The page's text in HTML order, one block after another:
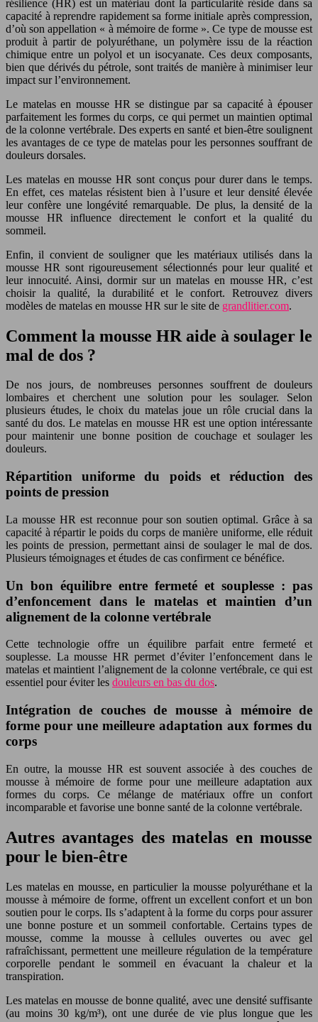
résilience (HR) est un matériau dont la particularité réside dans sa
capacité à reprendre rapidement sa forme initiale après compression,
d’où son appellation « à mémoire de forme ». Ce type de mousse est
produit à partir de polyuréthane, un polymère issu de la réaction
chimique entre un polyol et un isocyanate. Ces deux composants,
bien que dérivés du pétrole, sont traités de manière à minimiser leur
impact sur l’environnement.
Le matelas en mousse HR se distingue par sa capacité à épouser
parfaitement les formes du corps, ce qui permet un maintien optimal
de la colonne vertébrale. Des experts en santé et bien-être soulignent
les avantages de ce type de matelas pour les personnes souffrant de
douleurs dorsales.
Les matelas en mousse HR sont conçus pour durer dans le temps.
En effet, ces matelas résistent bien à l’usure et leur densité élevée
leur confère une longévité remarquable. De plus, la densité de la
mousse HR influence directement le confort et la qualité du
sommeil.
Enfin, il convient de souligner que les matériaux utilisés dans la
mousse HR sont rigoureusement sélectionnés pour leur qualité et
leur innocuité. Ainsi, dormir sur un matelas en mousse HR, c’est
choisir la qualité, la durabilité et le confort. Retrouvez divers
modèles de matelas en mousse HR sur le site de grandlitier.com.
Comment la mousse HR aide à soulager le
mal de dos ?
De nos jours, de nombreuses personnes souffrent de douleurs
lombaires et cherchent une solution pour les soulager. Selon
plusieurs études, le choix du matelas joue un rôle crucial dans la
santé du dos. Le matelas en mousse HR est une option intéressante
pour maintenir une bonne position de couchage et soulager les
douleurs.
Répartition uniforme du poids et réduction des
points de pression
La mousse HR est reconnue pour son soutien optimal. Grâce à sa
capacité à répartir le poids du corps de manière uniforme, elle réduit
les points de pression, permettant ainsi de soulager le mal de dos.
Plusieurs témoignages et études de cas confirment ce bénéfice.
Un bon équilibre entre fermeté et souplesse : pas
d’enfoncement dans le matelas et maintien d’un
alignement de la colonne vertébrale
Cette technologie offre un équilibre parfait entre fermeté et
souplesse. La mousse HR permet d’éviter l’enfoncement dans le
matelas et maintient l’alignement de la colonne vertébrale, ce qui est
essentiel pour éviter les douleurs en bas du dos.
Intégration de couches de mousse à mémoire de
forme pour une meilleure adaptation aux formes du
corps
En outre, la mousse HR est souvent associée à des couches de
mousse à mémoire de forme pour une meilleure adaptation aux
formes du corps. Ce mélange de matériaux offre un confort
incomparable et favorise une bonne santé de la colonne vertébrale.
Autres avantages des matelas en mousse
pour le bien-être
Les matelas en mousse, en particulier la mousse polyuréthane et la
mousse à mémoire de forme, offrent un excellent confort et un bon
soutien pour le corps. Ils s’adaptent à la forme du corps pour assurer
une bonne posture et un sommeil confortable. Certains types de
mousse, comme la mousse à cellules ouvertes ou avec gel
rafraîchissant, permettent une meilleure régulation de la température
corporelle pendant le sommeil en évacuant la chaleur et la
transpiration.
Les matelas en mousse de bonne qualité, avec une densité suffisante
(au moins 30 kg/m³), ont une durée de vie plus longue que les